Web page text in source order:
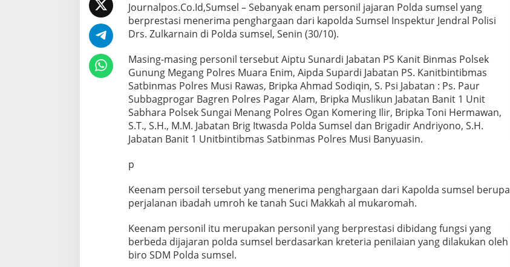
i
l
J
a
r
a
n
P
o
l
d
m
s
e
Y
a
n
g
Journalpos.Co.Id,Sumsel – Sebanyak enam personil jajaran Polda sumsel yang
berprestasi menerima penghargaan dari kapolda Sumsel Inspektur Jendral Polisi
Drs. Zulkarnain di Polda sumsel, Senin (30/10).
Masing-masing personil tersebut Aiptu Sunardi Jabatan PS Kanit Binmas Polsek
Gunung Megang Polres Muara Enim, Aipda Supardi Jabatan PS. Kanitbintibmas
Satbinmas Polres Musi Rawas, Bripka Ahmad Sodiqin, S. Psi Jabatan : Ps. Paur
Subbagprogar Bagren Polres Pagar Alam, Bripka Muslikun Jabatan Banit 1 Unit
Sabhara Polsek Sungai Menang Polres Ogan Komering Ilir, Bripka Toni Hermawan,
S.T., S.H., M.M. Jabatan Brig Itwasda Polda Sumsel dan Brigadir Andriyono, S.H.
Jabatan Banit 1 Unitbintibmas Satbinmas Polres Musi Banyuasin.
p
Keenam persoil tersebut yang menerima penghargaan dari Kapolda sumsel berupa
perjalanan ibadah umroh ke tanah Suci Makkah al mukaromah.
Keenam personil itu merupakan personil yang berprestasi dibidang fungsi yang
berbeda dijajaran polda sumsel berdasarkan kreteria penilaian yang dilakukan oleh
biro SDM Polda sumsel.